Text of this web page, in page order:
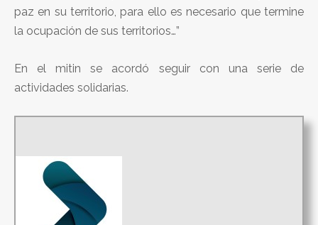
paz en su territorio, para ello es necesario que termine
la ocupación de sus territorios…”
En el mitin se acordó seguir con una serie de
actividades solidarias.